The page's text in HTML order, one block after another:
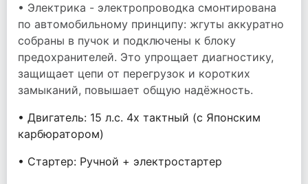
• Электрика - электропроводка смонтирована
по автомобильному принципу: жгуты аккуратно
собраны в пучок и подключены к блоку
предохранителей. Это упрощает диагностику,
защищает цепи от перегрузок и коротких
замыканий, повышает общую надёжность.
• Двигатель: 15 л.с. 4х тактный (c Японским
карбюратором)
• Стартер: Ручной + электростартер